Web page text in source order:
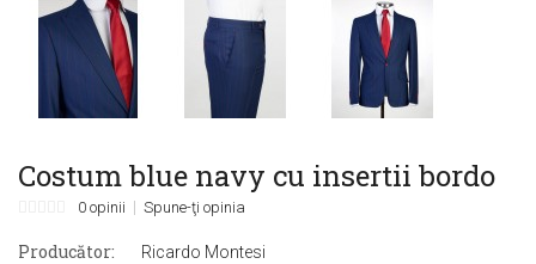
Costum blue navy cu insertii bordo
0 opinii Spune-ţi opinia
Producător: Ricardo Montesi